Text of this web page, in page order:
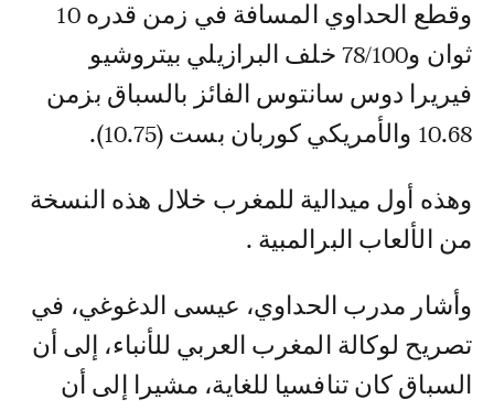
وقطع الحداوي المسافة في زمن قدره 10
ثوان و78/100 خلف البرازيلي بيتروشيو
فيريرا دوس سانتوس الفائز بالسباق بزمن
10.68 والأمريكي كوربان بست (10.75).
وهذه أول ميدالية للمغرب خلال هذه النسخة
من الألعاب البرالمبية .
وأشار مدرب الحداوي، عيسى الدغوغي، في
تصريح لوكالة المغرب العربي للأنباء، إلى أن
السباق كان تنافسيا للغاية، مشيرا إلى أن